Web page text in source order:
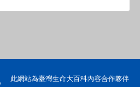
此網站為臺灣生命大百科內容合作夥伴